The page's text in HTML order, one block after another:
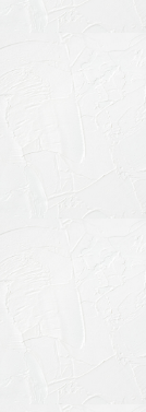
いが、特定の
適しています。
矯正に比べて抑
み合わせに悪影
るため、事前の